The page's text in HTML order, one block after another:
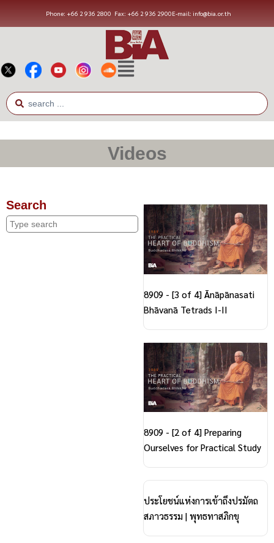
Phone: +66 2 936 2800 Fax: +66 2 936 2900E-mail: info@bia.or.th
Videos
Search
8909 - [3 of 4] Ānāpānasati
Bhāvanā Tetrads I-II
8909 - [2 of 4] Preparing
Ourselves for Practical Study
ประโยชน์แห่งการเข้าถึงปรมัตถ
สภาวธรรม | พุทธทาสภิกขุ